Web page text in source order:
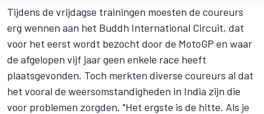
Tijdens de vrijdagse trainingen moesten de coureurs
erg wennen aan het Buddh International Circuit, dat
voor het eerst wordt bezocht door de MotoGP en waar
de afgelopen vijf jaar geen enkele race heeft
plaatsgevonden. Toch merkten diverse coureurs al dat
het vooral de weersomstandigheden in India zijn die
voor problemen zorgden. "Het ergste is de hitte. Als je